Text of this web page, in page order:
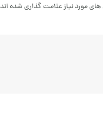
مورد نیاز علامت گذاری شده اند